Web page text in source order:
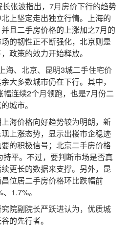
张波指出，7月房价下行的趋势
上坚定走出独立行情。上海的
且二手房价格的上涨加之7月的
的韧性正不断强化，北京则是
政策的效力开始释放。
、北京、昆明3城二手住宅价
大多数城市仍在下行。其中，
幅连续2个月领跑，也是7月份二
城市。
价格向好趋势较为明朗，新
上涨态势，显示出楼市企稳迹
的积极信号；北京二手房价格
持平。不过，要判断市场是否真
更长的数据来支撑。另外，昆
位居二手房价格环比跌幅前
1.7%。
副院长严跃进认为，优质城
的先行者。